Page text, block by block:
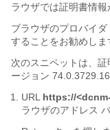
ラウザでは証明書情報
ブラウザのプロバイ
することをお勧めしま
次のスニペットは、
ージョン
URL https://
ラウザのアドレス